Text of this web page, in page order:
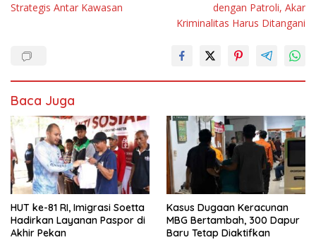
Strategis Antar Kawasan
dengan Patroli, Akar
Kriminalitas Harus Ditangani
Baca Juga
HUT ke-81 RI, Imigrasi Soetta
Hadirkan Layanan Paspor di
Akhir Pekan
Kasus Dugaan Keracunan
MBG Bertambah, 300 Dapur
Baru Tetap Diaktifkan